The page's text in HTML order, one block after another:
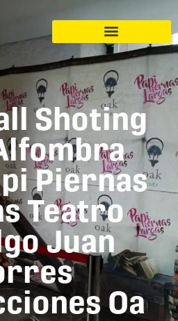
Shoting
Piernas
Teatro
Juan
Oa